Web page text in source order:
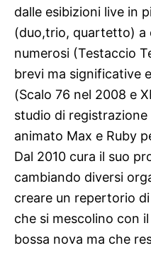
dalle esibizioni live in
(duo,trio, quartetto) a
numerosi (Testaccio
brevi ma significative
(Scalo 76 nel 2008 e
studio di
animato Max e Ruby
Dal 2010 cura il suo
cambiando diversi
creare un repertorio
che si mescolino con
bossa nova ma che